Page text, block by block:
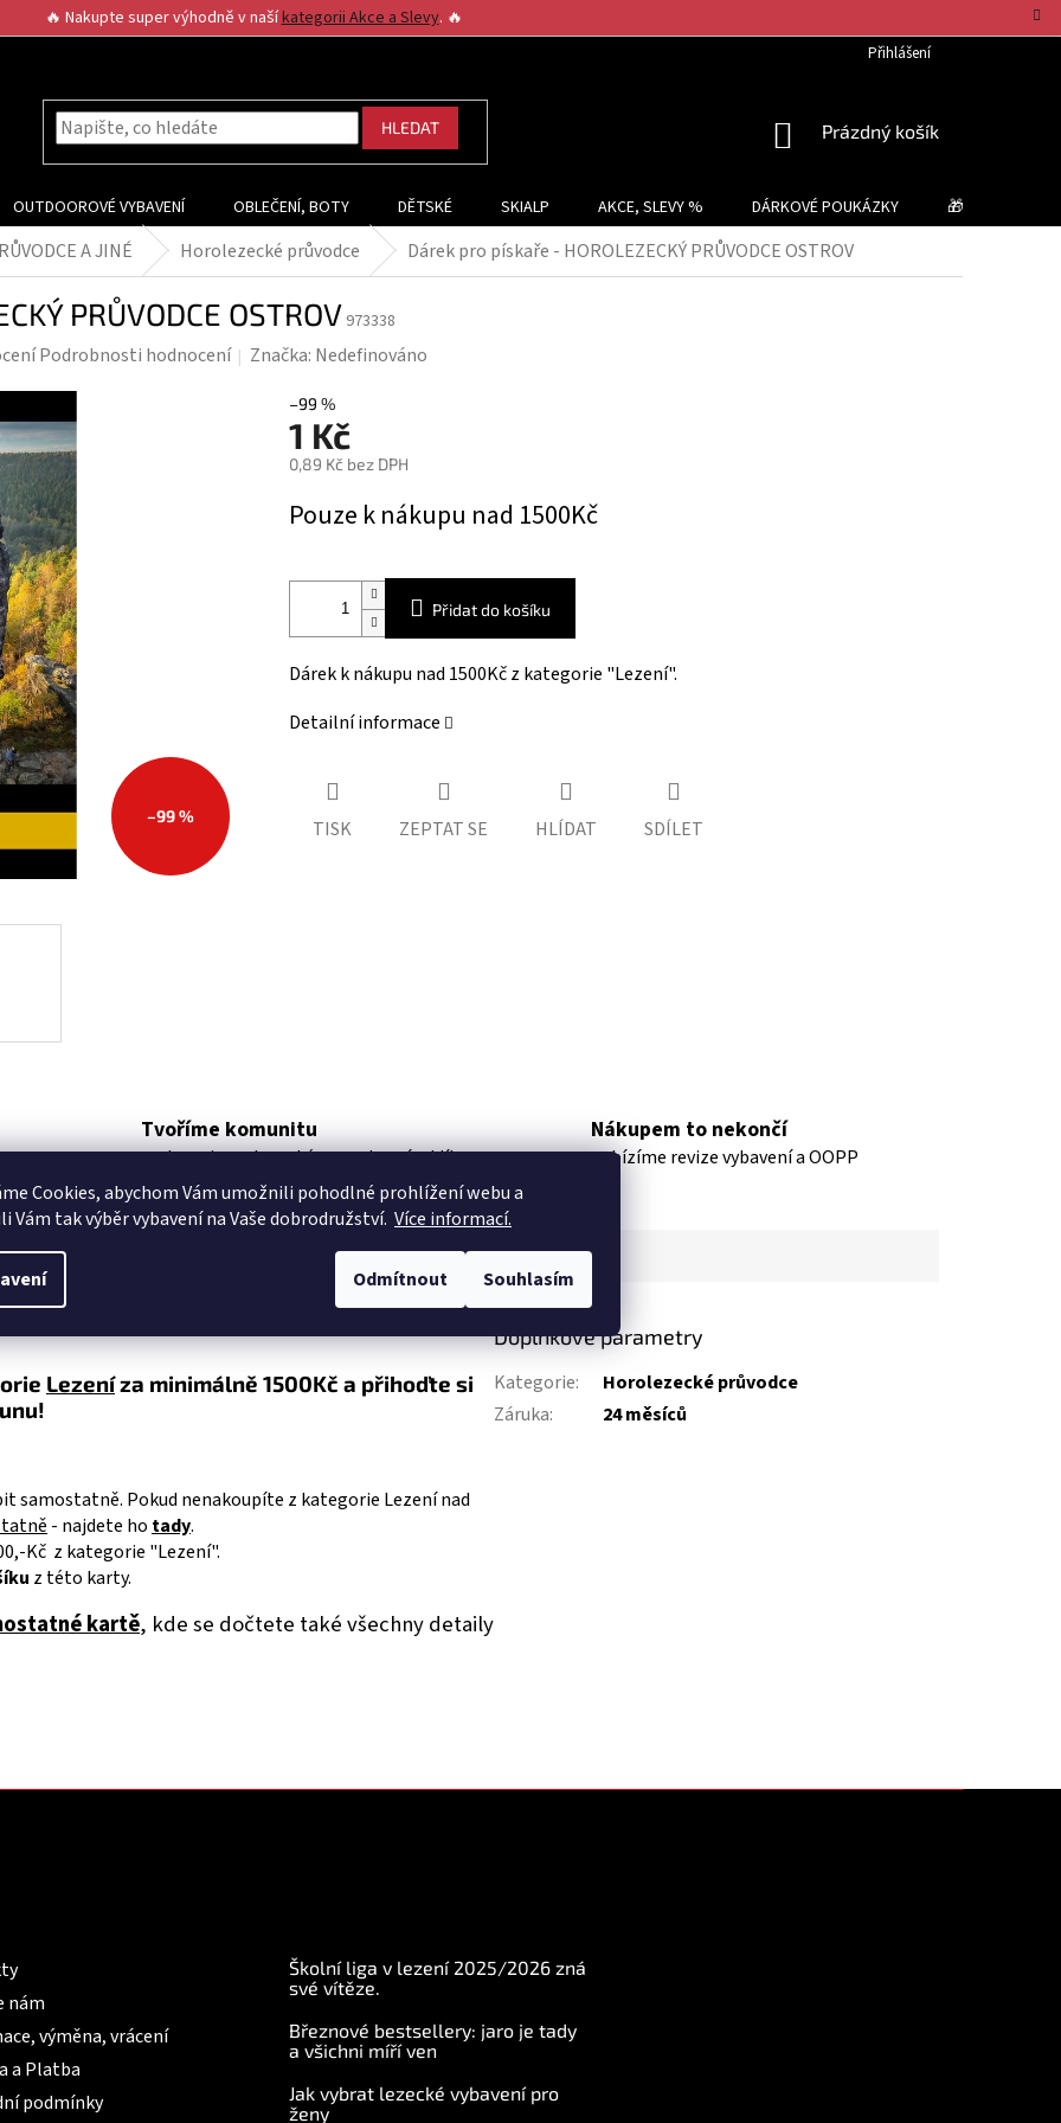
Cookies, abychom Vámumožnili pohodlné prohlížení webu a
Vám tak výběr vybavení na Vaše dobrodružství. Více informací.
Odmítnout Souhlasím
🔥 Nakupte super výhodně v našíkategorii Akce a Slevy. 🔥
Přihlášení
HLEDAT
NÁKUPNÍ
Prázdný košík
OUTDOOROVÉ VYBAVENÍ OBLEČENÍ, BOTY DĚTSKÉ SKIALP AKCE, SLEVY % DÁRKOVÉ POUKÁZKY 🎁 TIPY NA
A JINÉ Horolezecké průvodce Dárek pro pískaře - HOROLEZECKÝ PRŮVODCE OSTROV
PRŮVODCE OSTROV 973338
Podrobnosti hodnocení Značka: Nedefinováno
–99 %
–99 %
1 Kč
0,89 Kč bez DPH
cena:
Pouze k nákupu nad 1500Kč
Přidat do košíku
Dárek k nákupu nad 1500Kč z kategorie "Lezení".
Detailní informace
TISK ZEPTAT SE HLÍDAT SDÍLET
Tvoříme komunitu
podporujeme lezecké a sportovní oddíly
Nákupem to nekončí
nabízíme revize vybavení a OOPP
Lezeníza minimálně 1500Kč a přihoďte si
samostatně. Pokud nenakoupíte z kategorie Lezení nad
- najdete ho tady.
Kč z kategorie "Lezení".
z této karty.
kartě, kde se dočtete také všechny detaily
Doplňkové parametry
Kategorie:
Horolezecké průvodce
Záruka: 24 měsíců
nám
výměna, vrácení
a Platba
podmínky
Školní liga v lezení 2025/2026 zná
své vítěze.
Březnové bestsellery: jaro je tady
a všichni míří ven
Jak vybrat lezecké vybavení pro
ženy